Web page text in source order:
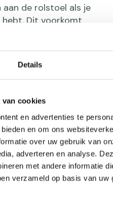
Details
van cookies
en advertenties te
en om ons
over uw gebruik van
adverteren en analyse.
met andere informatie
verzameld op basis van uw
de rolstoel als je
Dit voorkomt